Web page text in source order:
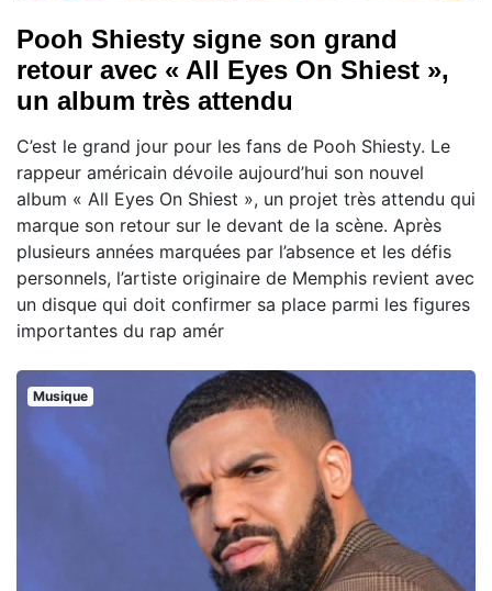
Pooh Shiesty signe son grand
retour avec « All Eyes On Shiest »,
un album très attendu
C’est le grand jour pour les fans de Pooh Shiesty. Le
rappeur américain dévoile aujourd’hui son nouvel
album « All Eyes On Shiest », un projet très attendu qui
marque son retour sur le devant de la scène. Après
plusieurs années marquées par l’absence et les défis
personnels, l’artiste originaire de Memphis revient avec
un disque qui doit confirmer sa place parmi les figures
importantes du rap amér
Musique